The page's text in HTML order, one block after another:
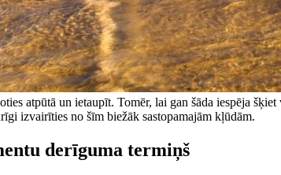
atpūtā un ietaupīt. Tomēr, lai gan šāda iespēja
izvairīties no šīm biežāk sastopamajām kļūdām.
derīguma termiņš